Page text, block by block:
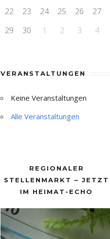
22
23 24 25 26 27
29
30 1 2 3 4
VERANSTALTUNGEN
Keine Veranstaltungen
Alle Veranstaltungen
REGIONALER
STELLENMARKT – JETZT
IM HEIMAT-ECHO
Player